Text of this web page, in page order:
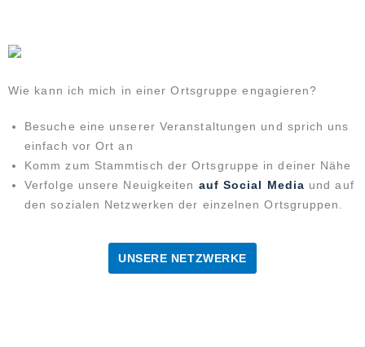
Wie kann ich mich in einer Ortsgruppe engagieren?
Besuche eine unserer Veranstaltungen und sprich uns
einfach vor Ort an
Komm zum Stammtisch der Ortsgruppe in deiner Nähe
Verfolge unsere Neuigkeiten auf Social Media und auf
den sozialen Netzwerken der einzelnen Ortsgruppen.
UNSERE NETZWERKE